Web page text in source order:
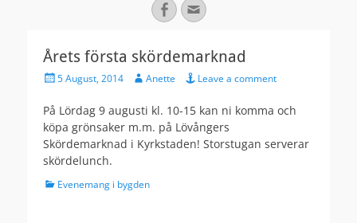
Facebook
Email
Årets första skördemarknad
Posted5 August, 2014 Author
Anette Leave a comment
På Lördag 9 augusti kl. 10-15 kan ni komma och
köpa grönsaker m.m. på Lövångers
Skördemarknad i Kyrkstaden! Storstugan serverar
skördelunch.
Categories
Evenemang i bygden